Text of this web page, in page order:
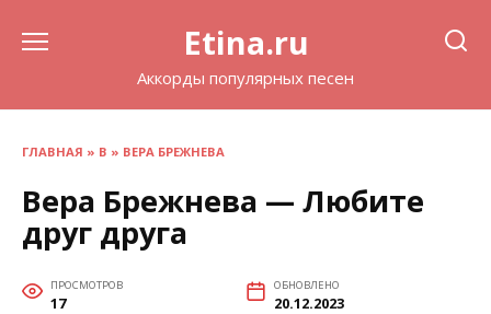
Etina.ru
Аккорды популярных песен
ГЛАВНАЯ » В » ВЕРА БРЕЖНЕВА
Вера Брежнева — Любите
друг друга
ПРОСМОТРОВ
17
ОБНОВЛЕНО
20.12.2023